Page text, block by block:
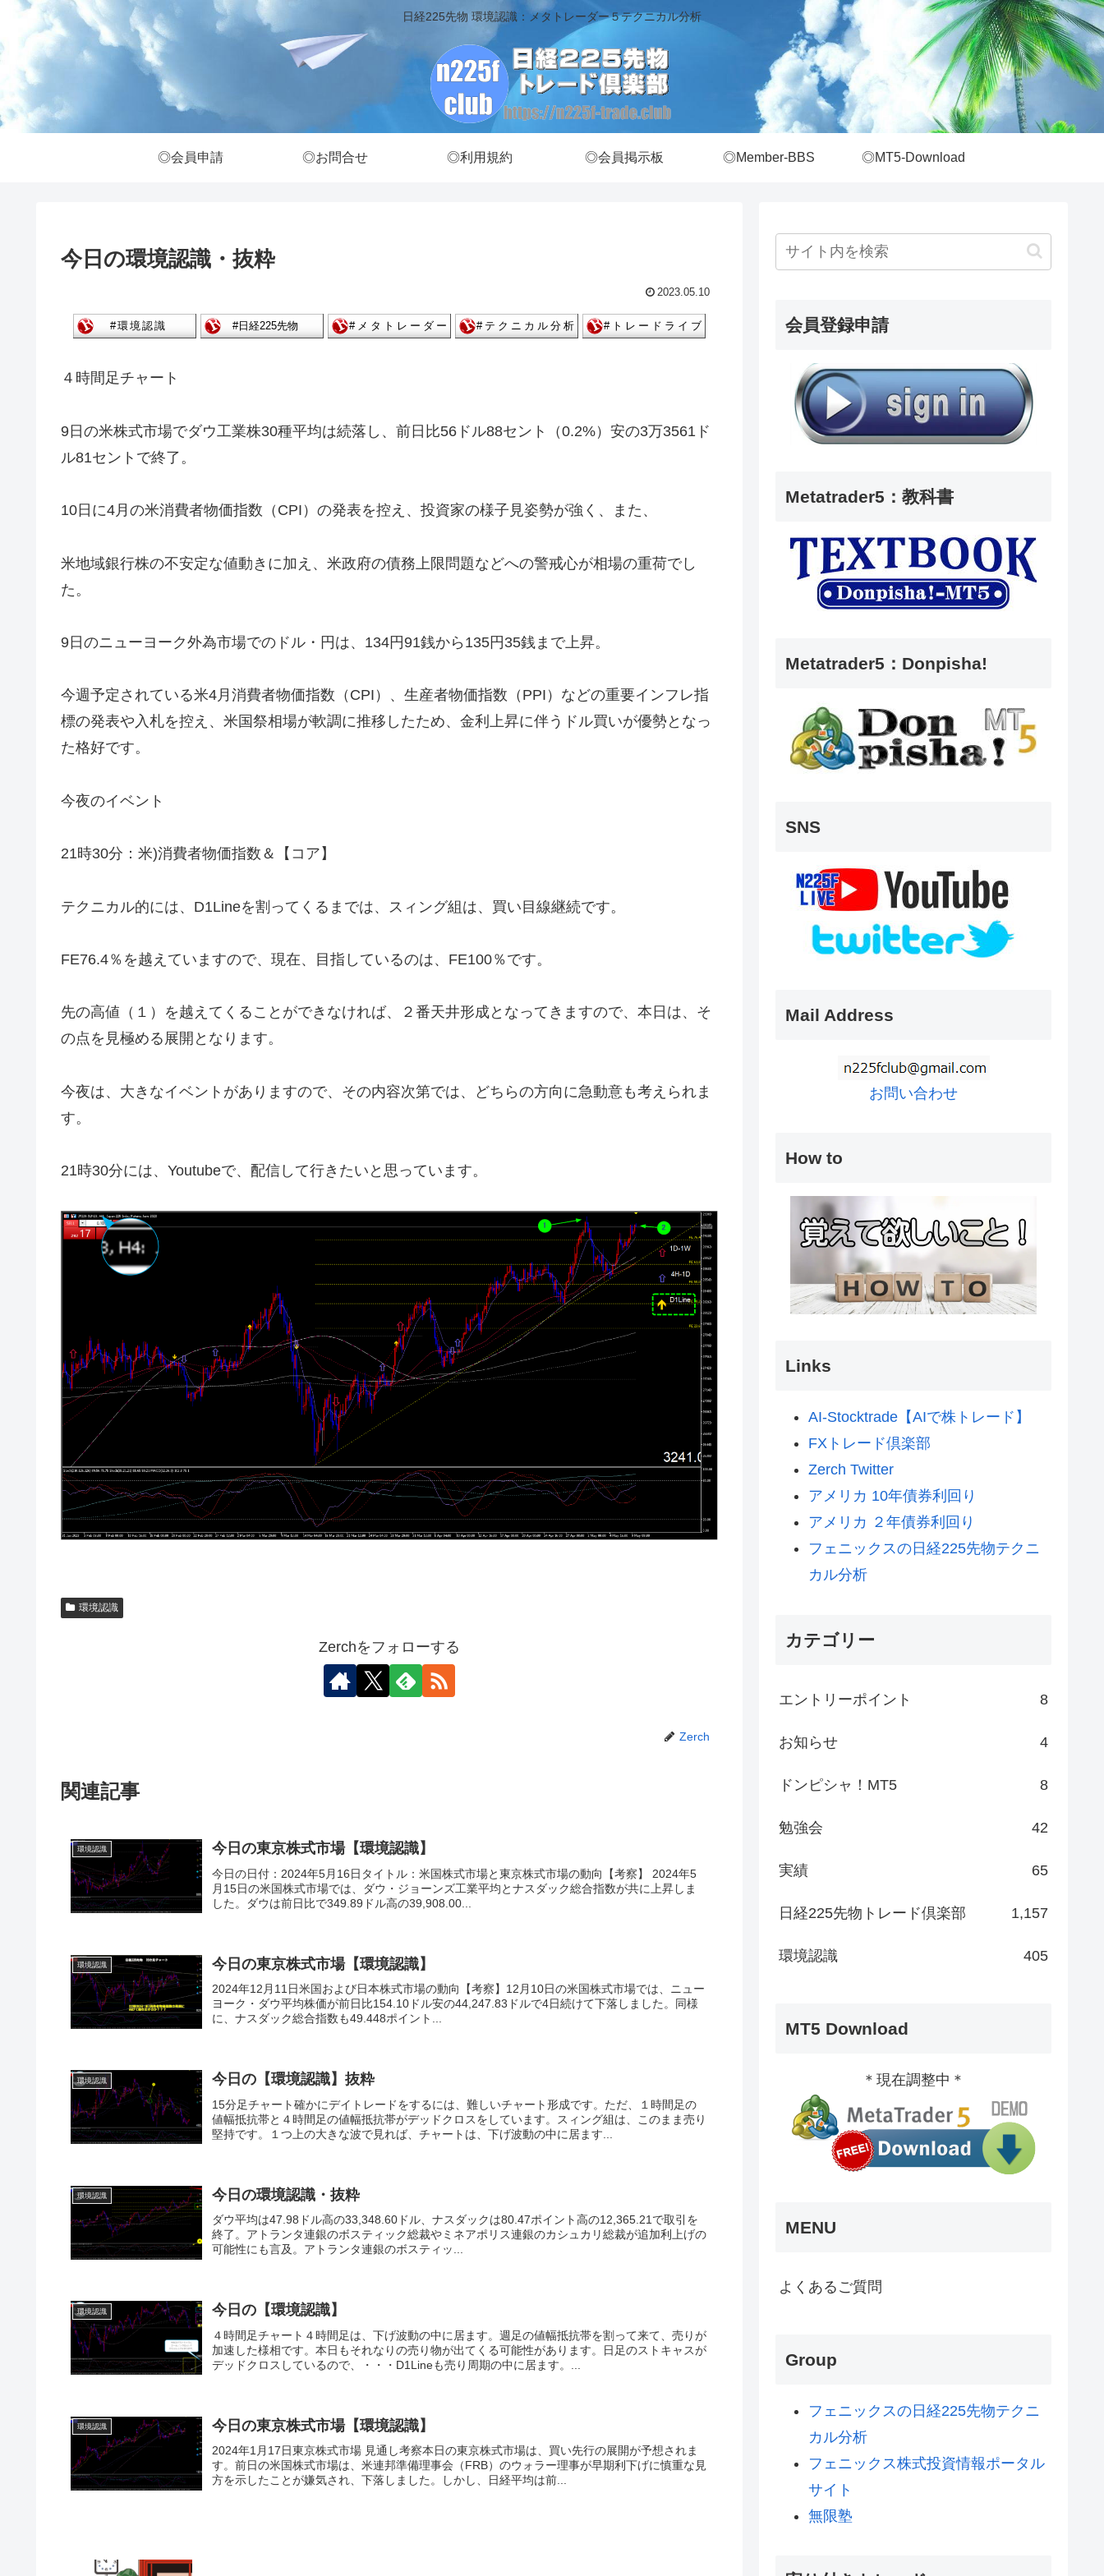
日経225先物 環境認識：メタトレーダー５テクニカル分析
◎会員申請 ◎お問合せ ◎利用規約 ◎会員掲示板 ◎Member-BBS ◎MT5-Download
今日の環境認識・抜粋
2023.05.10
４時間足チャート
9日の米株式市場でダウ工業株30種平均は続落し、前日比56ドル88セント（0.2%）安の3万3561ド
ル81セントで終了。
10日に4月の米消費者物価指数（CPI）の発表を控え、投資家の様子見姿勢が強く、また、
米地域銀行株の不安定な値動きに加え、米政府の債務上限問題などへの警戒心が相場の重荷でし
た。
9日のニューヨーク外為市場でのドル・円は、134円91銭から135円35銭まで上昇。
今週予定されている米4月消費者物価指数（CPI）、生産者物価指数（PPI）などの重要インフレ指
標の発表や入札を控え、米国祭相場が軟調に推移したため、金利上昇に伴うドル買いが優勢となっ
た格好です。
今夜のイベント
21時30分：米)消費者物価指数＆【コア】
テクニカル的には、D1Lineを割ってくるまでは、スィング組は、買い目線継続です。
FE76.4％を越えていますので、現在、目指しているのは、FE100％です。
先の高値（１）を越えてくることができなければ、２番天井形成となってきますので、本日は、そ
の点を見極める展開となります。
今夜は、大きなイベントがありますので、その内容次第では、どちらの方向に急動意も考えられま
す。
21時30分には、Youtubeで、配信して行きたいと思っています。
環境認識
Zerchをフォローする
Zerch
関連記事
環境認識 今日の東京株式市場【環境認識】
今日の日付：2024年5月16日タイトル：米国株式市場と東京株式市場の動向【考察】 2024年5
月15日の米国株式市場では、ダウ・ジョーンズ工業平均とナスダック総合指数が共に上昇しま
した。ダウは前日比で349.89ドル高の39,908.00...
環境認識 今日の東京株式市場【環境認識】
2024年12月11日米国および日本株式市場の動向【考察】12月10日の米国株式市場では、ニュー
ヨーク・ダウ平均株価が前日比154.10ドル安の44,247.83ドルで4日続けて下落しました。同様
に、ナスダック総合指数も49.448ポイント...
環境認識 今日の【環境認識】抜粋
15分足チャート確かにデイトレードをするには、難しいチャート形成です。ただ、１時間足の
値幅抵抗帯と４時間足の値幅抵抗帯がデッドクロスをしています。スィング組は、このまま売り
堅持です。１つ上の大きな波で見れば、チャートは、下げ波動の中に居ます...
環境認識 今日の環境認識・抜粋
ダウ平均は47.98ドル高の33,348.60ドル、ナスダックは80.47ポイント高の12,365.21で取引を
終了。アトランタ連銀のボスティック総裁やミネアポリス連銀のカシュカリ総裁が追加利上げの
可能性にも言及。アトランタ連銀のボスティッ...
環境認識 今日の【環境認識】
４時間足チャート４時間足は、下げ波動の中に居ます。週足の値幅抵抗帯を割って来て、売りが
加速した様相です。本日もそれなりの売り物が出てくる可能性があります。日足のストキャスが
デッドクロスしているので、・・・D1Lineも売り周期の中に居ます。...
環境認識 今日の東京株式市場【環境認識】
2024年1月17日東京株式市場 見通し考察本日の東京株式市場は、買い先行の展開が予想されま
す。前日の米国株式市場は、米連邦準備理事会（FRB）のウォラー理事が早期利下げに慎重な見
方を示したことが嫌気され、下落しました。しかし、日経平均は前...
会員登録申請
Metatrader5：教科書
Metatrader5：Donpisha!
SNS
Mail Address
お問い合わせ
How to
Links
AI-Stocktrade【AIで株トレード】
FXトレード倶楽部
Zerch Twitter
アメリカ 10年債券利回り
アメリカ ２年債券利回り
フェニックスの日経225先物テクニ
カル分析
カテゴリー
エントリーポイント 8
お知らせ 4
ドンピシャ！MT5 8
勉強会 42
実績 65
日経225先物トレード倶楽部 1,157
環境認識 405
MT5 Download
＊現在調整中＊
MENU
よくあるご質問
Group
フェニックスの日経225先物テクニ
カル分析
フェニックス株式投資情報ポータル
サイト
無限塾